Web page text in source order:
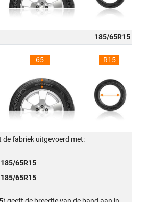
185/65R15
65 R15
de fabriek uitgevoerd met:
185/65R15
185/65R15